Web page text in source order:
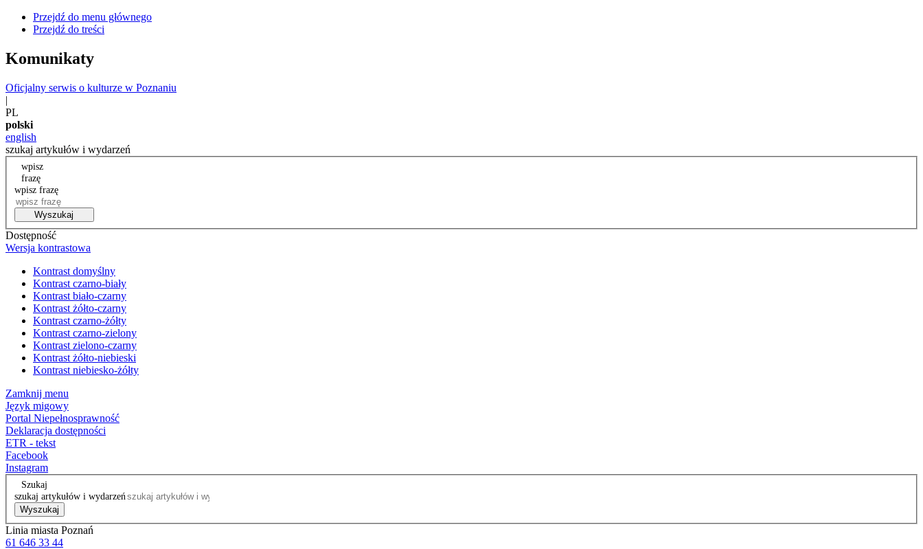
Przejdź do menu głównego
Przejdź do treści
Komunikaty
Oficjalny serwis o kulturze w Poznaniu
|
PL
polski
english
szukaj artykułów i wydarzeń
wpisz
frazę
wpisz frazę
Wyszukaj
Dostępność
Wersja kontrastowa
Kontrast domyślny
Kontrast czarno-biały
Kontrast biało-czarny
Kontrast żółto-czarny
Kontrast czarno-żółty
Kontrast czarno-zielony
Kontrast zielono-czarny
Kontrast żółto-niebieski
Kontrast niebiesko-żółty
Zamknij menu
Język migowy
Portal Niepełnosprawność
Deklaracja dostępności
ETR - tekst
Facebook
Instagram
Szukaj
szukaj artykułów i wydarzeń
Wyszukaj
Linia miasta Poznań
61 646 33 44